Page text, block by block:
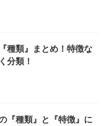
種類』まとめ！特徴な
分類！
『種類』と『特徴』に